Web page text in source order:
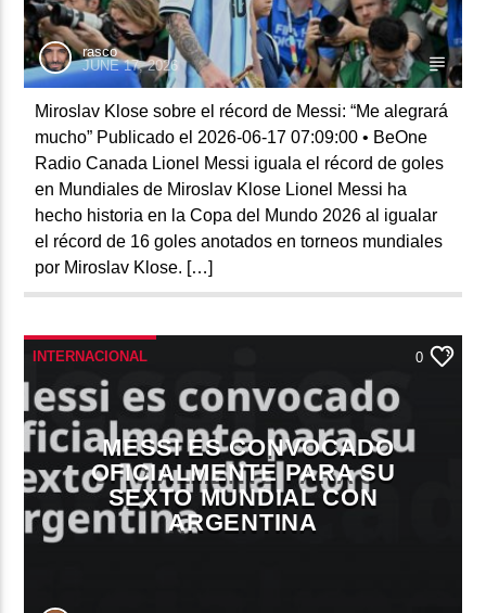
rasco
JUNE 17, 2026
Miroslav Klose sobre el récord de Messi: “Me alegrará
mucho” Publicado el 2026-06-17 07:09:00 • BeOne
Radio Canada Lionel Messi iguala el récord de goles
en Mundiales de Miroslav Klose Lionel Messi ha
hecho historia en la Copa del Mundo 2026 al igualar
el récord de 16 goles anotados en torneos mundiales
por Miroslav Klose. […]
INTERNACIONAL 0
MESSI ES CONVOCADO
OFICIALMENTE PARA SU
SEXTO MUNDIAL CON
ARGENTINA